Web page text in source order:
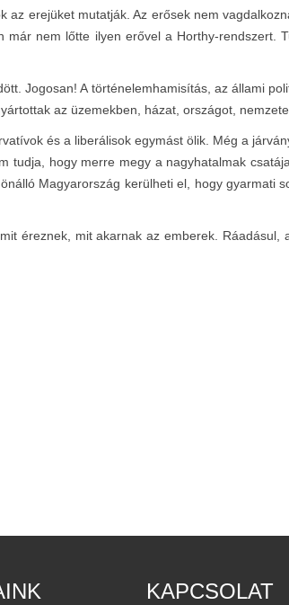
erejüket mutatják. Az erősek nem
nem lőtte ilyen erővel a Horthy-rendszert.
Jogosan! A történelemhamisítás, az állami
az üzemekben, házat, országot,
és a liberálisok egymást ölik. Még a
tudja, hogy merre megy a nagyhatalmak
Magyarország kerülheti el, hogy gyarmati
éreznek, mit akarnak az emberek.
KAPCSOLAT